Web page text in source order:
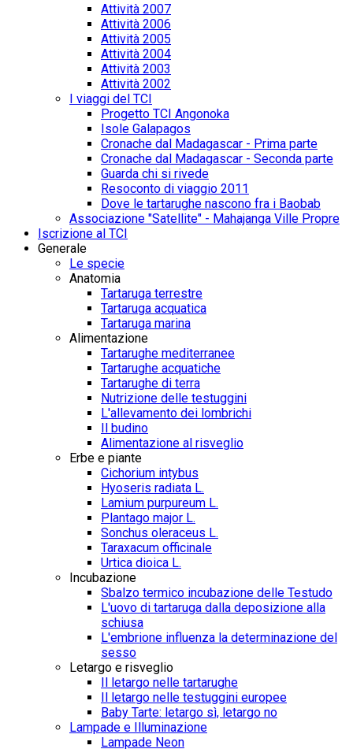
Attività 2007
Attività 2006
Attività 2005
Attività 2004
Attività 2003
Attività 2002
I viaggi del TCI
Progetto TCI Angonoka
Isole Galapagos
Cronache dal Madagascar - Prima parte
Cronache dal Madagascar - Seconda parte
Guarda chi si rivede
Resoconto di viaggio 2011
Dove le tartarughe nascono fra i Baobab
Associazione "Satellite" - Mahajanga Ville Propre
Iscrizione al TCI
Generale
Le specie
Anatomia
Tartaruga terrestre
Tartaruga acquatica
Tartaruga marina
Alimentazione
Tartarughe mediterranee
Tartarughe acquatiche
Tartarughe di terra
Nutrizione delle testuggini
L'allevamento dei lombrichi
Il budino
Alimentazione al risveglio
Erbe e piante
Cichorium intybus
Hyoseris radiata L.
Lamium purpureum L.
Plantago major L.
Sonchus oleraceus L.
Taraxacum officinale
Urtica dioica L.
Incubazione
Sbalzo termico incubazione delle Testudo
L'uovo di tartaruga dalla deposizione alla
schiusa
L'embrione influenza la determinazione del
sesso
Letargo e risveglio
Il letargo nelle tartarughe
Il letargo nelle testuggini europee
Baby Tarte: letargo sì, letargo no
Lampade e Illuminazione
Lampade Neon